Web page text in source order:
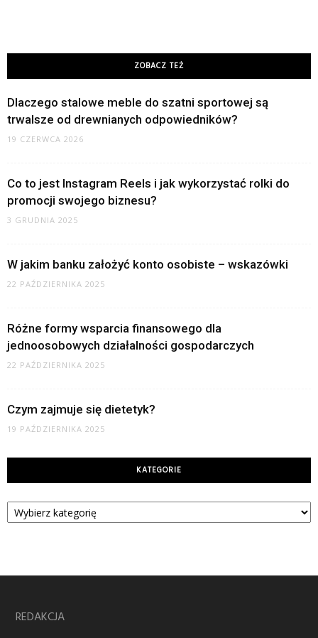
ZOBACZ TEŻ
Dlaczego stalowe meble do szatni sportowej są
trwalsze od drewnianych odpowiedników?
19 CZERWCA 2026
Co to jest Instagram Reels i jak wykorzystać rolki do
promocji swojego biznesu?
3 GRUDNIA 2025
W jakim banku założyć konto osobiste – wskazówki
22 PAŹDZIERNIKA 2025
Różne formy wsparcia finansowego dla
jednoosobowych działalności gospodarczych
22 PAŹDZIERNIKA 2025
Czym zajmuje się dietetyk?
19 PAŹDZIERNIKA 2025
KATEGORIE
Kategorie
REDAKCJA